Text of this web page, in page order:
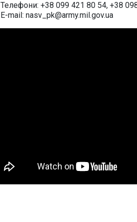
Телефони: +38 099 421 80 54, +38
E-mail: nasv_pk@army.mil.gov.ua